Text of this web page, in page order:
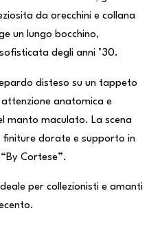
da orecchini e collana
un lungo bocchino,
degli anni ’30.
disteso su un tappeto
anatomica e
manto maculato. La scena
finiture dorate e supporto in
Cortese”.
per collezionisti e amanti